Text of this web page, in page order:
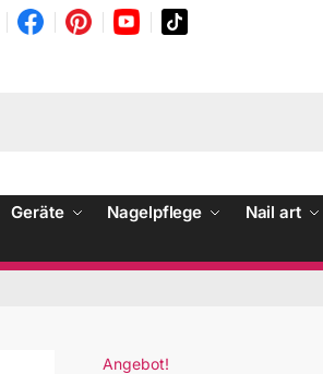
Geräte Nagelpflege Nail art
Angebot!